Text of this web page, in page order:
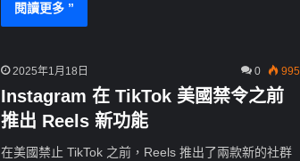
閱讀更多 ”
2025年1月18日 0 995
Instagram 在 TikTok 美國禁令之前
推出 Reels 新功能
在美國禁止 TikTok 之前，Reels 推出了兩款新的社群